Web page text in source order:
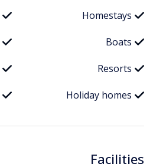
Homestays
Boats
Resorts
Holiday homes
Facilities